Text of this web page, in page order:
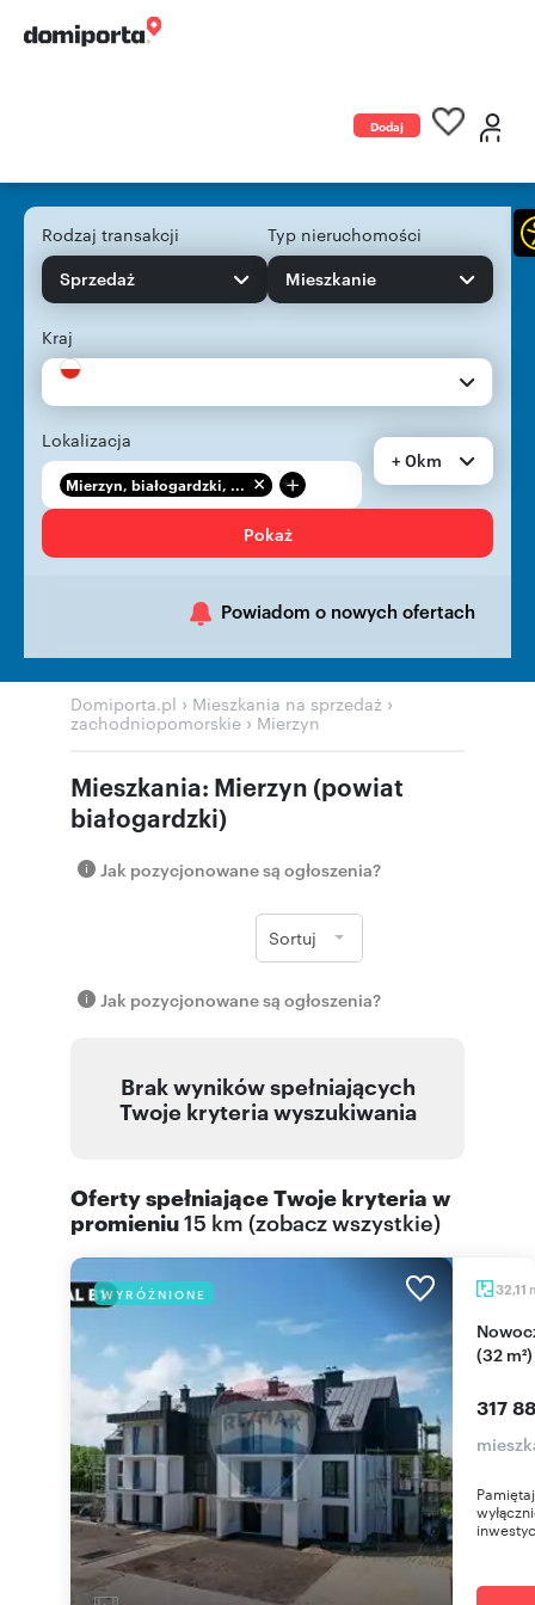
Dodaj
Rodzaj transakcji
Sprzedaż
Typ nieruchomości
Mieszkanie
Kraj
Lokalizacja
Mierzyn, białogardzki, ... +
+ 0km
Pokaż
Powiadom o nowych ofertach
Domiporta.pl › Mieszkania na sprzedaż ›
zachodniopomorskie › Mierzyn
Mieszkania: Mierzyn (powiat
białogardzki)
Jak pozycjonowane są ogłoszenia?
Sortuj
Jak pozycjonowane są ogłoszenia?
Brak wyników spełniających
Twoje kryteria wyszukiwania
Oferty spełniające Twoje kryteria w
promieniu15 km (zobacz wszystkie)
WYRÓŻNIONE 32,11
Nowoczesny 2-pokojowy apartament z balkonem
(32
317